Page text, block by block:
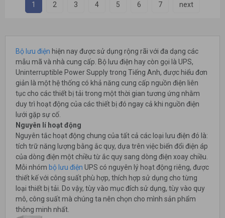
1 2 3 4 5 6 7 next
Bộ lưu điện hiện nay được sử dụng rộng rãi với đa dạng các
mẫu mã và nhà cung cấp. Bộ lưu điện hay còn gọi là UPS,
Uninterruptible Power Supply trong Tiếng Anh, được hiểu đơn
giản là một hệ thống có khả năng cung cấp nguồn điện liên
tục cho các thiết bị tải trong một thời gian tương ứng nhằm
duy trì hoạt động của các thiết bị đó ngay cả khi nguồn điện
lưới gặp sự cố.
Nguyên lí hoạt động
Nguyên tắc hoạt động chung của tất cả các loại lưu điện đó là:
tích trữ năng lượng bằng ắc quy, dựa trên việc biến đổi điện áp
của dòng điện một chiều từ ắc quy sang dòng điện xoay chiều.
Mỗi nhóm bộ lưu điện UPS có nguyên lý hoạt động riêng, được
thiết kế với công suất phù hợp, thích hợp sử dụng cho từng
loại thiết bị tải. Do vậy, tùy vào mục đích sử dụng, tùy vào quy
mô, công suất mà chúng ta nên chọn cho mình sản phẩm
thông minh nhất.